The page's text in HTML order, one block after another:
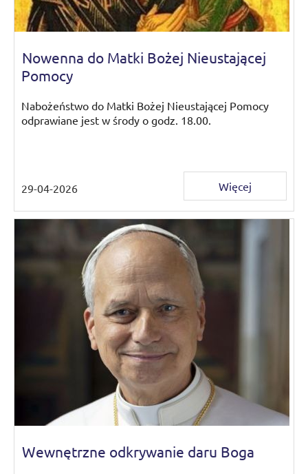
Nowenna do Matki Bożej Nieustającej
Pomocy
Nabożeństwo do Matki Bożej Nieustającej Pomocy
odprawiane jest w środy o godz. 18.00.
29-04-2026 Więcej
Wewnętrzne odkrywanie daru Boga